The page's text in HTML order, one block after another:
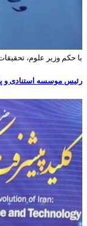
با حکم وزیر علوم،
رئیس موسسه استنادی و